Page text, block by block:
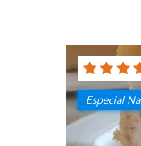
Especial